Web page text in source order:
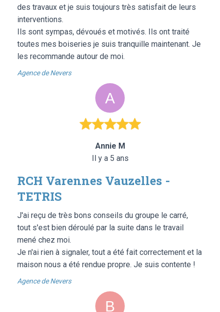
des travaux et je suis toujours très satisfait de leurs
interventions.
Ils sont sympas, dévoués et motivés. Ils ont traité
toutes mes boiseries je suis tranquille maintenant. Je
les recommande autour de moi.
Agence de Nevers
Annie M
Il y a 5 ans
RCH Varennes Vauzelles -
TETRIS
J'ai reçu de très bons conseils du groupe le carré,
tout s'est bien déroulé par la suite dans le travail
mené chez moi.
Je n'ai rien à signaler, tout a été fait correctement et la
maison nous a été rendue propre. Je suis contente !
Agence de Nevers